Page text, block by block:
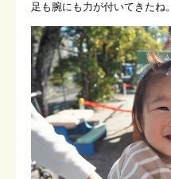
足も腕にも力が付いてきたね。